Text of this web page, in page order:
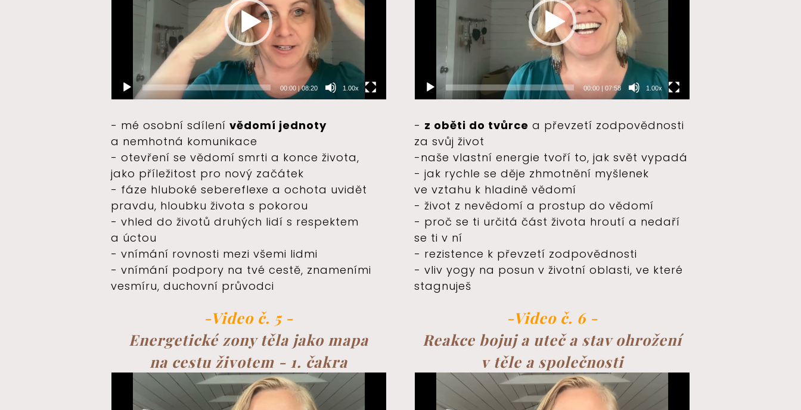
přehrávač
00:00|08:20 1.00x
- mé osobní sdílenívědomí jednoty
a nemhotná komunikace
- otevření se vědomí smrti a konce života,
jako příležitost pro nový začátek
- fáze hluboké sebereflexe a ochota uvidět
pravdu, hloubku života s pokorou
- vhled do životů druhých lidí s respektem
a úctou
- vnímání rovnosti mezi všemi lidmi
- vnímání podpory na tvé cestě, znameními
vesmíru, duchovní průvodci
-Video č. 5 -
Energetické zony těla jako mapa
na cestu životem - 1. čakra
Video
přehrávač
00:00 | 07:58 1.00x
- z oběti do tvůrce a převzetí zodpovědnosti
za svůj život
-naše vlastní energie tvoří to, jak svět vypadá
- jak rychle se děje zhmotnění myšlenek
ve vztahu k hladině vědomí
- život z nevědomí a prostup do vědomí
- proč se ti určitá část života hroutí a nedaří
se ti v ní
- rezistence k převzetí zodpovědnosti
- vliv yogy na posun v životní oblasti, ve které
stagnuješ
-Video č. 6 -
Reakce bojuj a uteč a stav ohrožení
v těle a společnosti
Video